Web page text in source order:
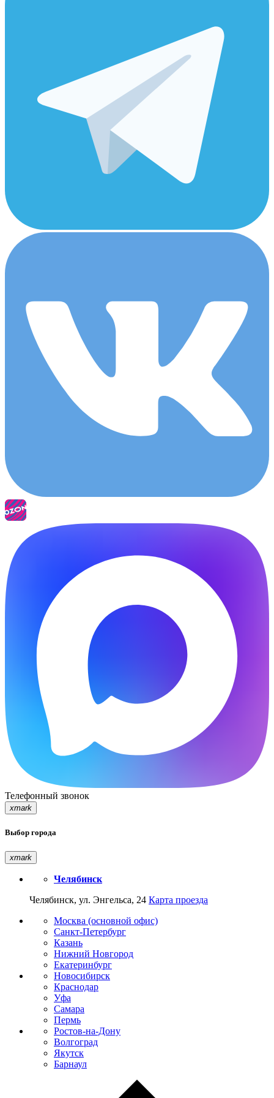
Телефонный звонок
xmark
Выбор города
xmark
Челябинск
Челябинск, ул. Энгельса, 24 Карта проезда
Москва (основной офис)
Санкт-Петербург
Казань
Нижний Новгород
Екатеринбург
Новосибирск
Краснодар
Уфа
Самара
Пермь
Ростов-на-Дону
Волгоград
Якутск
Барнаул